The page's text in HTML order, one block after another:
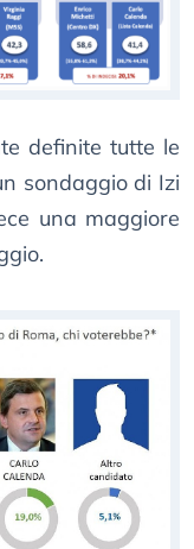
definite tutte le
sondaggio di Izi
una maggiore